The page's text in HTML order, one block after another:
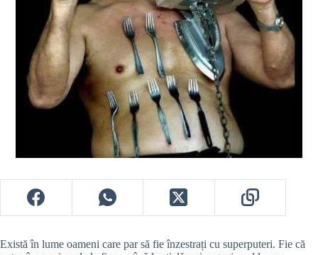
Există în lume oameni care par să fie înzestrați cu superputeri. Fie că